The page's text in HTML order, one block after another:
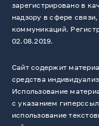
зарегистрировано в
надзору в сфере
коммуникаций.
02.08.2019.
Сайт содержит
средства
Использование
с указанием
использование